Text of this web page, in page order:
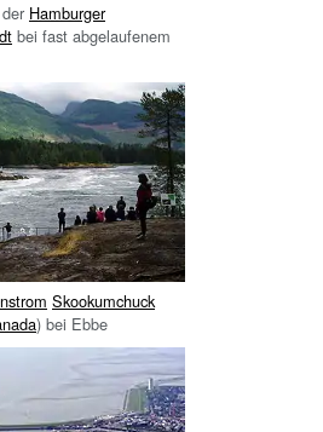
Hamburger
bei fast abgelaufenem
Skookumchuck
) bei Ebbe